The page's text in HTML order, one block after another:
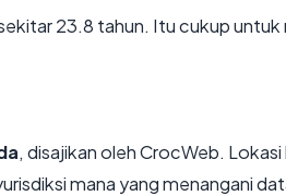
23.8 tahun. Itu cukup untuk
, disajikan oleh CrocWeb.
mana yang menangani